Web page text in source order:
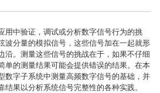
用中验证，调试或分析数字信号行为的挑
波分量的模拟信号，这些信号加在一起就形
沿。测量这些信号的挑战在于，如果不仔细
单的测量结果可能会提供错误的结果。在本
数字子系统中测量高频数字信号的基础，并
果以分析系统信号完整性的各种实践。